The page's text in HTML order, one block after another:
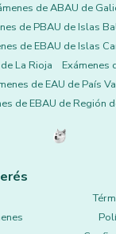
de ABAU de
de PBAU de Islas
de EBAU de Islas
La Rioja
Exámenes
de EAU de País
de EBAU de Región